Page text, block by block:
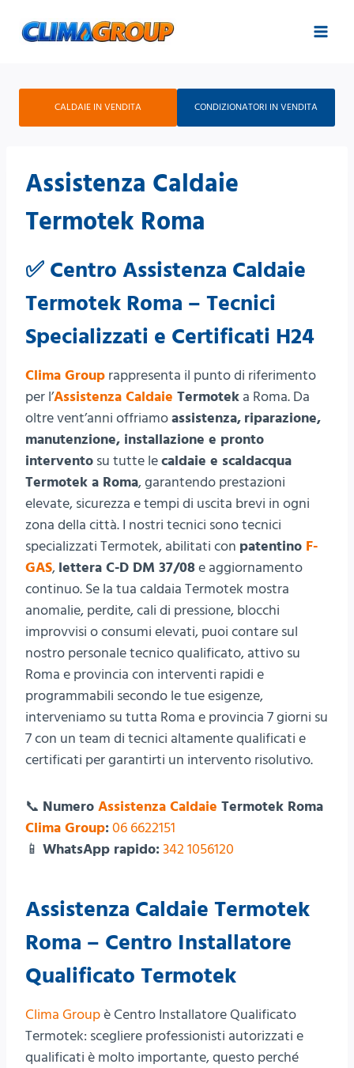
CALDAIE IN VENDITA CONDIZIONATORI IN VENDITA
Assistenza Caldaie
Termotek Roma
✅ Centro Assistenza Caldaie
Termotek Roma – Tecnici
Specializzati e Certificati H24
Clima Group rappresenta il punto di riferimento
per l’Assistenza Caldaie Termotek a Roma. Da
oltre vent’anni offriamoassistenza, riparazione,
manutenzione, installazione e pronto
intervento su tutte lecaldaie e scaldacqua
Termotek a Roma, garantendo prestazioni
elevate, sicurezza e tempi di uscita brevi in ogni
zona della città. I nostri tecnici sono tecnici
specializzati Termotek, abilitati con patentino F-
GAS, lettera C-D DM 37/08e aggiornamento
continuo. Se la tua caldaia Termotek mostra
anomalie, perdite, cali di pressione, blocchi
improvvisi o consumi elevati, puoi contare sul
nostro personale tecnico qualificato, attivo su
Roma e provincia con interventi rapidi e
programmabili secondo le tue esigenze,
interveniamo su tutta Roma e provincia 7 giorni su
7 con un team di tecnici altamente qualificati e
certificati per garantirti un intervento risolutivo.
📞 Numero Assistenza Caldaie Termotek Roma
Clima Group: 06 6622151
📱 WhatsApp rapido: 342 1056120
Assistenza Caldaie Termotek
Roma – Centro Installatore
Qualificato Termotek
Clima Groupè Centro Installatore Qualificato
Termotek: scegliere professionisti autorizzati e
qualificati è molto importante, questo perché